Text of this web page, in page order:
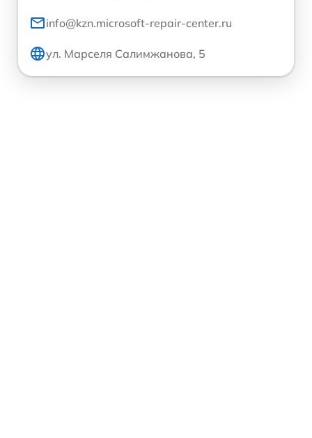
info@kzn.microsoft-repair-center.ru
ул. Марселя Салимжанова, 5